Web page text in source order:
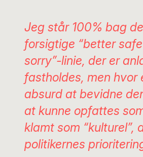
Jeg står 100% bag
forsigtige “better
sorry”-linie, der er
fastholdes, men hvor
absurd at bevidne
at kunne opfattes
klamt som “kulturel”,
politikernes